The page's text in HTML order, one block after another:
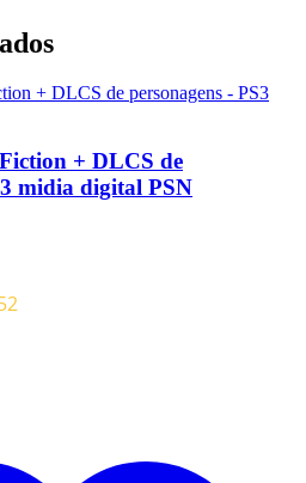
+ DLCS de
midia digital PSN